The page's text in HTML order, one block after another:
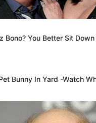
2, Drama
Bono? You Better Sit
Bunny In Yard -Watch